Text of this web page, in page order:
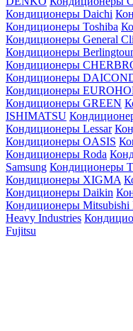
Кондиционеры Daichi
Кондиционеры Toshiba
Кондиционеры General
Кондиционеры
Кондиционеры
Кондиционеры
Кондиционеры
Кондиционеры GREEN
ISHIMATSU
Кондиционеры Lessar
Кондиционеры OASIS
Кондиционеры Roda
Samsung Кондиционеры
Кондиционеры XIGMA
Кондиционеры Daikin
Кондиционеры Mitsubishi
Heavy Industries
Fujitsu